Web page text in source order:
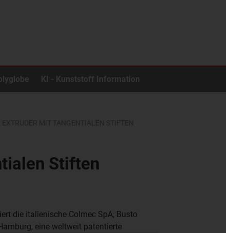
KI - Kunststoff Information
Stiften
die italienische Colmec SpA, Busto
eine weltweit patentierte